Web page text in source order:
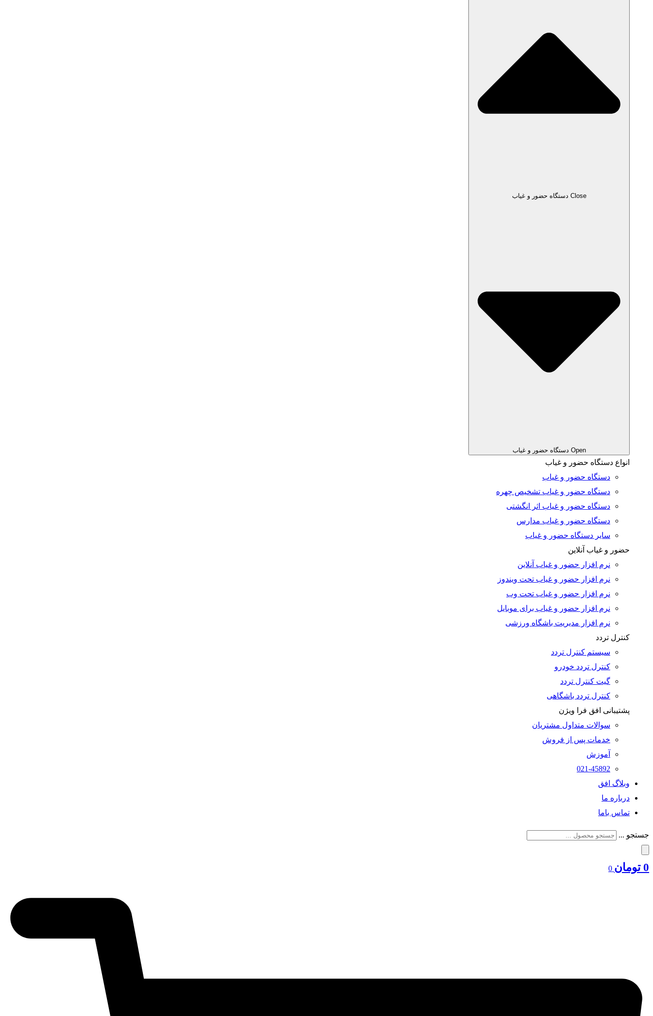
Close دستگاه حضور و غیاب
Open دستگاه حضور و غیاب
انواع دستگاه حضور و غیاب
دستگاه حضور و غیاب
دستگاه حضور و غیاب تشخیص چهره
دستگاه حضور و غیاب اثر انگشتی
دستگاه حضور و غیاب مدارس
سایر دستگاه حضور و غیاب
حضور و غیاب آنلاین
نرم افزار حضور و غیاب آنلاین
نرم افزار حضور و غیاب تحت ویندوز
نرم افزار حضور و غیاب تحت وب
نرم افزار حضور و غیاب برای موبایل
نرم افزار مدیریت باشگاه ورزشی
کنترل تردد
سیستم کنترل تردد
کنترل تردد خودرو
گیت کنترل تردد
کنترل تردد باشگاهی
پشتیبانی افق فرا ویژن
سوالات متداول مشتریان
خدمات پس از فروش
آموزش
021-45892
وبلاگ افق
درباره ما
تماس باما
جستجو ...
0 تومان 0